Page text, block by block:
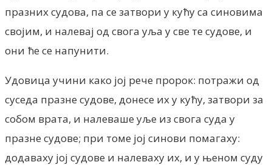
празних судова, па се затвори у кућу са синовима
својим, и налевај од свога уља у све те судове, и
они ће се напунити.
Удовица учини како јој рече пророк: потражи од
суседа празне судове, донесе их у кућу, затвори за
собом врата, и налеваше уље из свога суда у
празне судове; при томе јој синови помагаху:
додаваху јој судове и налеваху их, и у њеном суду